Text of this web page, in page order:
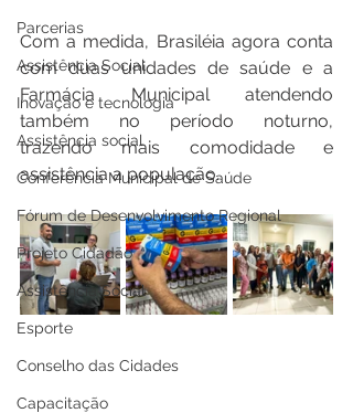
Parcerias
Assistência Social
Inovação e tecnologia
Assistência social
Conferência Municipal de Saúde
Fórum de Desenvolvimento Regional
Projeto Cidadão
Assistência Social
Esporte
Conselho das Cidades
Capacitação
Com a medida, Brasiléia agora conta
com duas unidades de saúde e a
Farmácia Municipal atendendo
também no período noturno,
trazendo mais comodidade e
assistência a população.